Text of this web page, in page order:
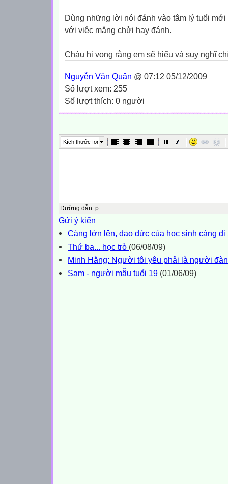
Dùng những lời nói đánh vào tâm lý tuổi
với việc mắng chửi hay đánh.
Cháu hi vọng rằng em sẽ hiểu và suy nghĩ
Nguyễn Văn Quân @ 07:12 05/12/2009
Số lượt xem: 255
Số lượt thích: 0 người
Kích thước font
Đường dẫn: p
Gửi ý kiến
Càng lớn lên, đạo đức của học sinh càng đi
Thứ ba... học trò (06/08/09)
Minh Hằng: Người tôi yêu phải là người
Sam - người mẫu tuổi 19 (01/06/09)